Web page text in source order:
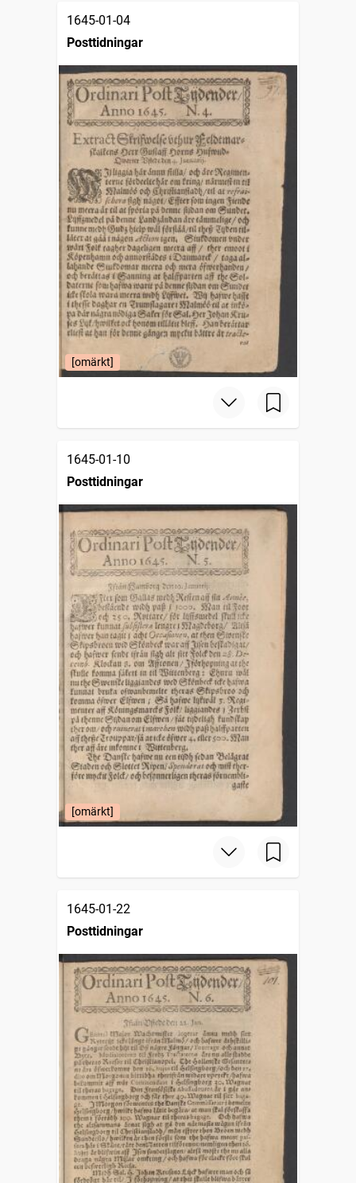
1645-01-04
Posttidningar
[omärkt]
1645-01-10
Posttidningar
[omärkt]
1645-01-22
Posttidningar